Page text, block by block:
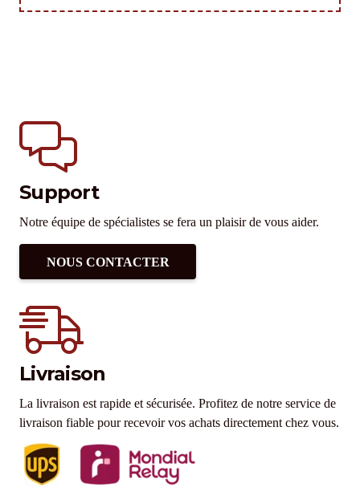
Support
Notre équipe de spécialistes se fera un plaisir de vous aider.
NOUS CONTACTER
Livraison
La livraison est rapide et sécurisée. Profitez de notre service de
livraison fiable pour recevoir vos achats directement chez vous.